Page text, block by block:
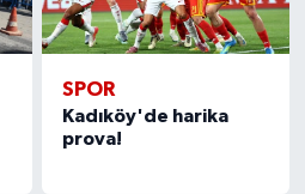
SPOR
Kadıköy'de harika
prova!